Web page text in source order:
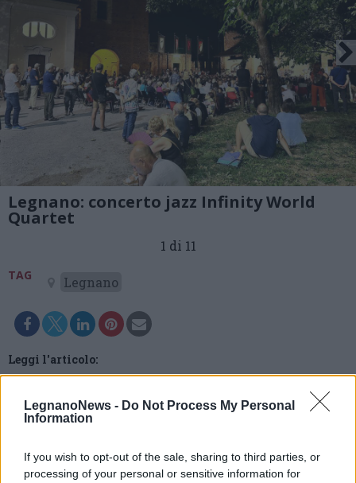
LegnanoNews - Do Not Process My Personal
Information
If you wish to opt-out of the sale, sharing to third parties, or
processing of your personal or sensitive information for
Legnano: concerto jazz Infinity World
Quartet
1 di 11
TAG Legnano
Leggi l'articolo:
Successo di pubblico per il concerto del gruppo jazz